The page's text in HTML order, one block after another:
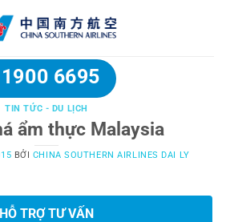
1900 6695
TIN TỨC - DU LỊCH
ẩm thực Malaysia
BỞI CHINA SOUTHERN AIRLINES DAI LY
HỖ TRỢ TƯ VẤN